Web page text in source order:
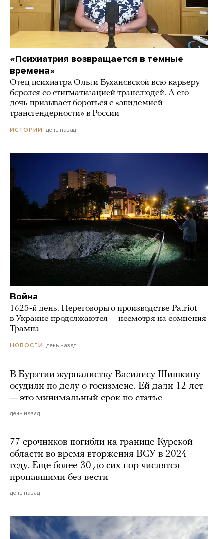
«Психиатрия возвращается в темные
времена»
Отец психиатра Ольги Бухановской всю карьеру
боролся со стигматизацией транслюдей. А его
дочь призывает бороться с «эпидемией
трансгендерности» в России
ИСТОРИИ день назад
Война
1625-й день. Переговоры о производстве Patriot
в Украине продолжаются — несмотря на сомнения
Трампа
НОВОСТИ день назад
В Бурятии журналистку Василису Шишкину
осудили по делу о госизмене. Ей дали 12 лет
— это минимальный срок по статье
день назад
77 срочников погибли на границе Курской
области во время вторжения ВСУ в 2024
году. Еще более 30 до сих пор числятся
пропавшими без вести
день назад